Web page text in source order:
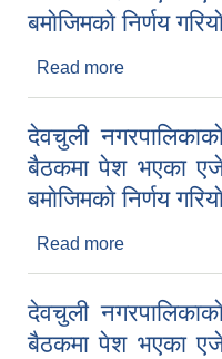
बमाेजिमकाे निर्णय
Read more
देवचुली
बैठकमा पेश भएका
बमाेजिमकाे निर्णय
Read more
देवचुली
बैठकमा पेश भएका